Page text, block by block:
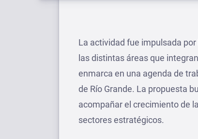
La actividad fue impulsada
las distintas áreas que
enmarca en una agenda de
de Río Grande. La propuesta
acompañar el crecimiento de
sectores estratégicos.